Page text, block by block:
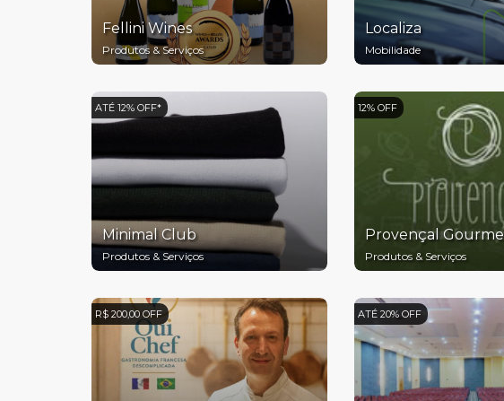
Fellini Wines
Produtos & Serviços
Localiza
Mobilidade
ATÉ 12% OFF*
Minimal Club
Produtos & Serviços
12% OFF
Provençal
Produtos & Serviços
R$ 200,00 OFF ATÉ 20% OFF